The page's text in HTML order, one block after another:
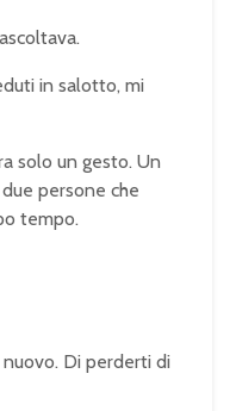
in salotto, mi
solo un gesto. Un
persone che
tempo.
nuovo. Di perderti di